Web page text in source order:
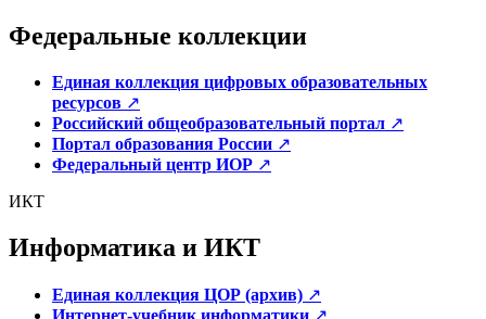
Федеральные коллекции
Единая коллекция цифровых образовательных
ресурсов ↗
Российский общеобразовательный портал ↗
Портал образования России ↗
Федеральный центр ИОР ↗
ИКТ
Информатика и ИКТ
Единая коллекция ЦОР (архив) ↗
Интернет-учебник информатики ↗